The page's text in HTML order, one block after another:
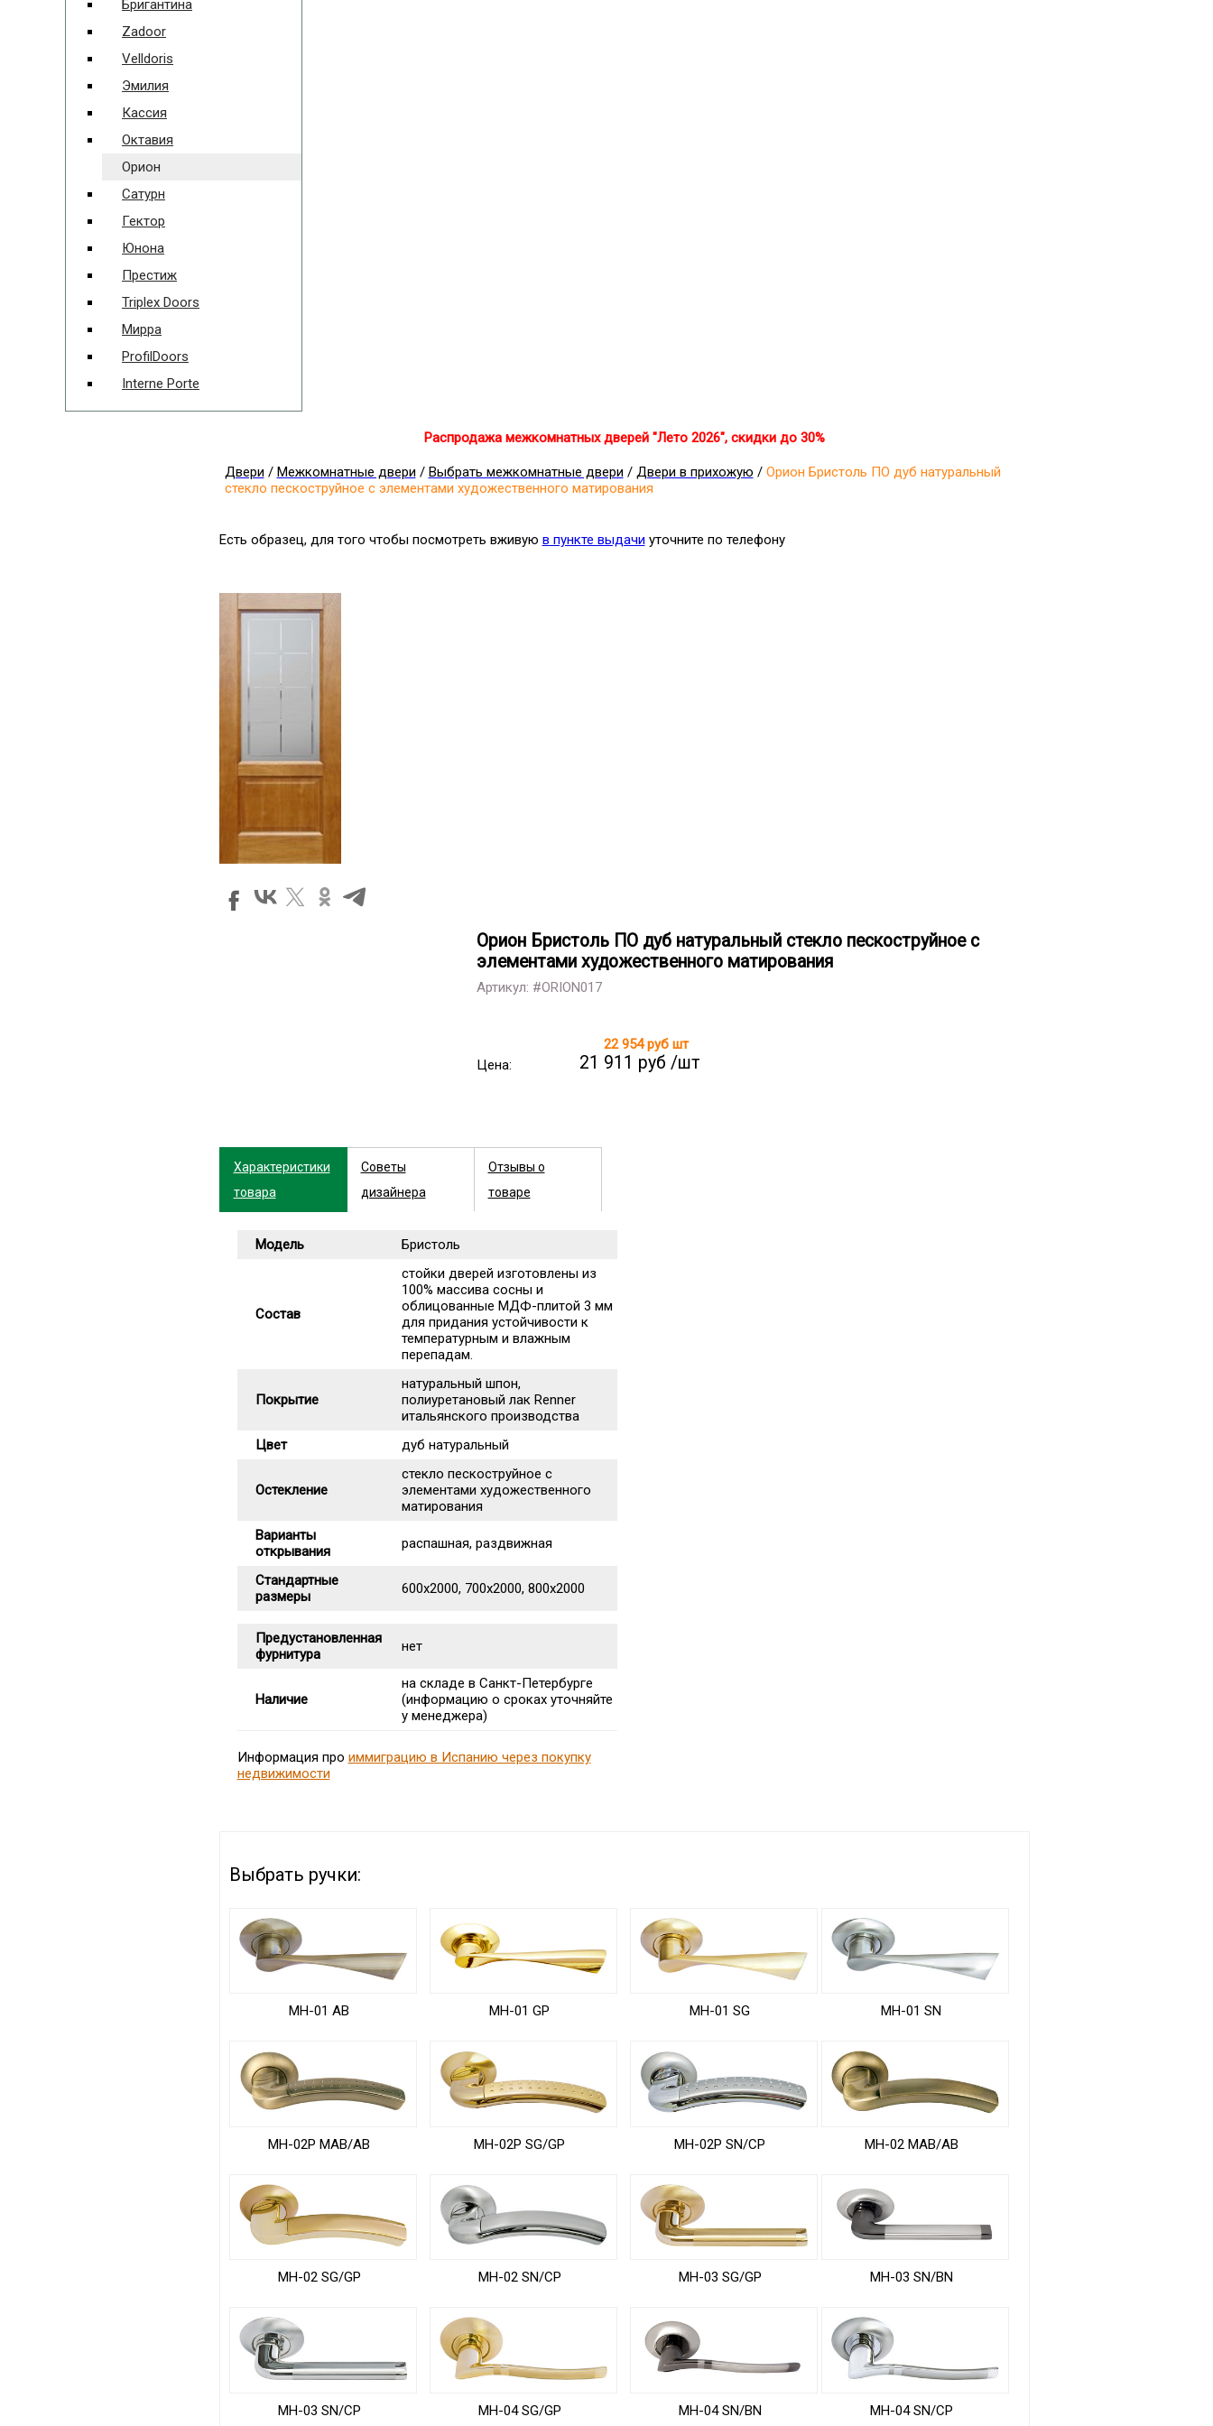
Бригантина
Zadoor
Velldoris
Эмилия
Кассия
Октавия
Орион
Сатурн
Гектор
Юнона
Престиж
Triplex Doors
Мирра
ProfilDoors
Interne Porte
Распродажа межкомнатных дверей "Лето 2026", скидки до 30%
Двери / Межкомнатные двери / Выбрать межкомнатные двери / Двери в прихожую / Орион Бристоль ПО дуб натуральный
стекло пескоструйное с элементами художественного матирования
Есть образец, для того чтобы посмотреть вживую в пункте выдачи уточните по телефону
Орион Бристоль ПО дуб натуральный стекло пескоструйное с
элементами художественного матирования
Артикул: #ORION017
Цена:
22 954 руб шт
21 911 руб /шт
Характеристики
товара
Советы
дизайнера
Отзывы о
товаре
Модель Бристоль
Состав
стойки дверей изготовлены из
100% массива сосны и
облицованные МДФ-плитой 3 мм
для придания устойчивости к
температурным и влажным
перепадам.
Покрытие
натуральный шпон,
полиуретановый лак Renner
итальянского производства
Цвет
дуб натуральный
Остекление
стекло пескоструйное с
элементами художественного
матирования
Варианты
открывания
распашная, раздвижная
Стандартные
размеры
600х2000, 700х2000, 800х2000
Предустановленная
фурнитура
нет
Наличие
на складе в Санкт-Петербурге
(информацию о сроках уточняйте
у менеджера)
Информация про иммиграцию в Испанию через покупку
недвижимости
Выбрать ручки:
MH-01 AB MH-01 GP MH-01 SG MH-01 SN
MH-02P MAB/AB MH-02P SG/GP MH-02P SN/CP MH-02 MAB/AB
MH-02 SG/GP MH-02 SN/CP MH-03 SG/GP MH-03 SN/BN
MH-03 SN/CP MH-04 SG/GP MH-04 SN/BN MH-04 SN/CP